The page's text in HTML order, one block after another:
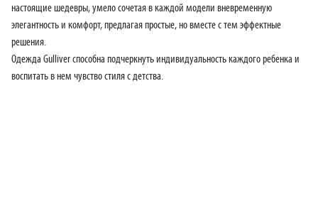
настоящие шедевры, умело сочетая в каждой модели вневременную
элегантность и комфорт, предлагая простые, но вместе с тем эффектные
решения.
Одежда Gulliver способна подчеркнуть индивидуальность каждого ребенка и
воспитать в нем чувство стиля с детства.